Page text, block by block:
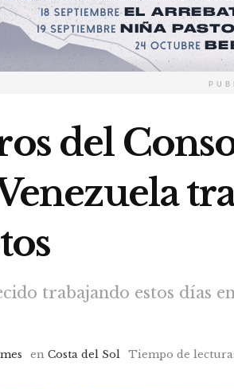
del
trabajando estos días
en Costa del Sol Tiempo de